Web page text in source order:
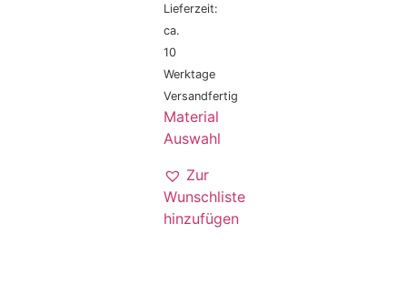
Lieferzeit:
ca.
10
Werktage
Versandfertig
Material
Auswahl
Zur
Wunschliste
hinzufügen